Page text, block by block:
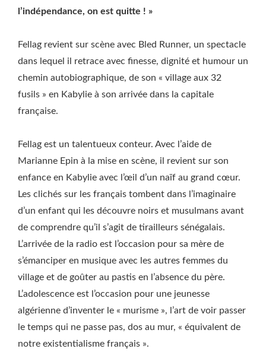
l’indépendance, on est quitte ! »
Fellag revient sur scène avec Bled Runner, un spectacle
dans lequel il retrace avec finesse, dignité et humour un
chemin autobiographique, de son « village aux 32
fusils » en Kabylie à son arrivée dans la capitale
française.
Fellag est un talentueux conteur. Avec l’aide de
Marianne Epin à la mise en scène, il revient sur son
enfance en Kabylie avec l’œil d’un naïf au grand cœur.
Les clichés sur les français tombent dans l’imaginaire
d’un enfant qui les découvre noirs et musulmans avant
de comprendre qu’il s’agit de tirailleurs sénégalais.
L’arrivée de la radio est l’occasion pour sa mère de
s’émanciper en musique avec les autres femmes du
village et de goûter au pastis en l’absence du père.
L’adolescence est l’occasion pour une jeunesse
algérienne d’inventer le « murisme », l’art de voir passer
le temps qui ne passe pas, dos au mur, « équivalent de
notre existentialisme français ».